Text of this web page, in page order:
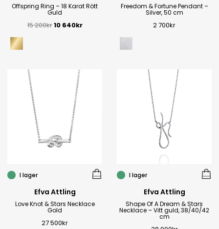
Offspring Ring – 18 Karat Rött
Guld
15 200kr10 640kr
Freedom & Fortune Pendant –
Silver, 50 cm
2 700kr
I lager
Efva Attling
Love Knot & Stars Necklace
Gold
27 500kr
I lager
Efva Attling
Shape Of A Dream & Stars
Necklace – Vitt guld, 38/40/42
cm